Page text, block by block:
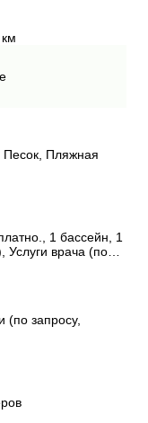
Пляжная
1 бассейн, 1
Услуги врача (по
(по запросу,